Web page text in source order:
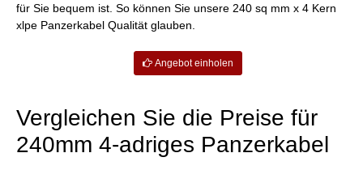
für Sie bequem ist. So können Sie unsere 240 sq mm x 4 Kern
xlpe Panzerkabel Qualität glauben.
Angebot einholen
Vergleichen Sie die Preise für
240mm 4-adriges Panzerkabel